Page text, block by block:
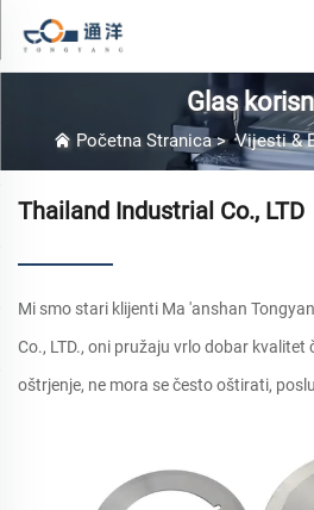
Glas
Početna Stranica>Vijesti &
Thailand Industrial Co., LTD
Mi smo stari klijenti Ma 'anshan
Co., LTD., oni pružaju vrlo dobar kvalitet
oštrjenje, ne mora se često oštirati,